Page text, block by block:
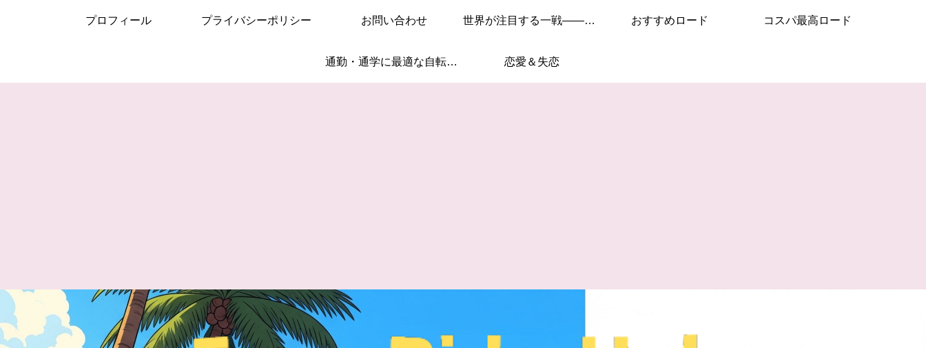
プロフィール プライバシーポリシー お問い合わせ 世界が注目する一戦——このレースを見逃すな！ おすすめロード コスパ最高ロード
通勤・通学に最適な自転車はこれ！ 恋愛＆失恋